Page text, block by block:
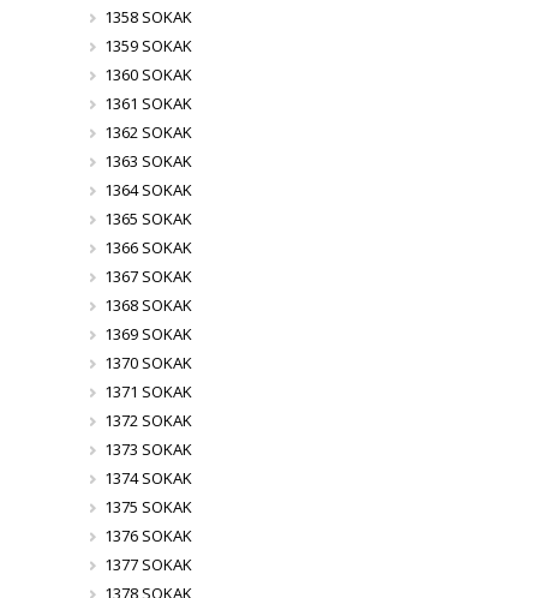
1358 SOKAK
1359 SOKAK
1360 SOKAK
1361 SOKAK
1362 SOKAK
1363 SOKAK
1364 SOKAK
1365 SOKAK
1366 SOKAK
1367 SOKAK
1368 SOKAK
1369 SOKAK
1370 SOKAK
1371 SOKAK
1372 SOKAK
1373 SOKAK
1374 SOKAK
1375 SOKAK
1376 SOKAK
1377 SOKAK
1378 SOKAK